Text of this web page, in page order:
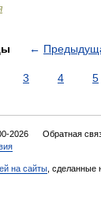
←
3 4 5
2026 Обратная
на сайты , сделанные